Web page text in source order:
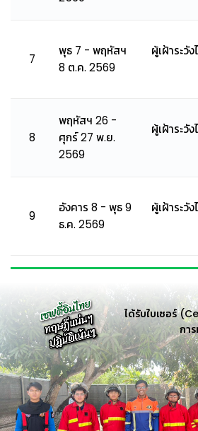
7
พุธ 7 - พฤหัสฯ
8 ต.ค. 2569
ผู้เฝ้าระวั
8
พฤหัสฯ 26 -
ศุกร์ 27 พ.ย.
2569
ผู้เฝ้าระวั
9
อังคาร 8 - พุธ 9
ธ.ค. 2569
ผู้เฝ้าระวั
ได้รับใบเซอร์
กา